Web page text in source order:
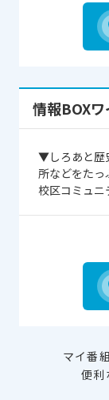
情報BOX
▼しろあと歴
所などをた
校区コミュニ
マイ番
便利